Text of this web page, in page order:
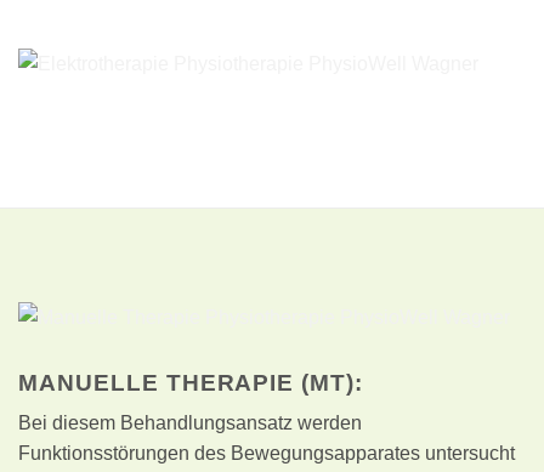
MANUELLE THERAPIE (MT):
Bei diesem Behandlungsansatz werden
Funktionsstörungen des Bewegungsapparates untersucht